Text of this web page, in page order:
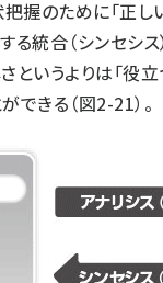
把握のために「正し
る統合（シンセシス
というよりは「役
できる（図2-21）。